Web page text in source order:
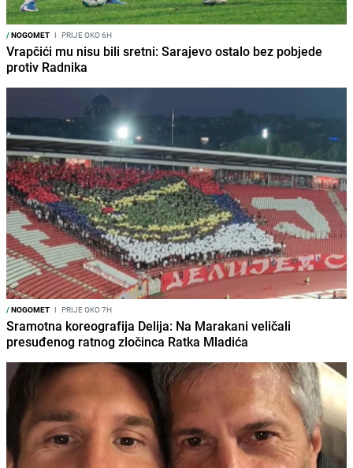
/NOGOMET I PRIJE OKO 6H
Vrapčići mu nisu bili sretni: Sarajevo ostalo bez pobjede
protiv Radnika
/NOGOMET I PRIJE OKO 7H
Sramotna koreografija Delija: Na Marakani veličali
presuđenog ratnog zločinca Ratka Mladića